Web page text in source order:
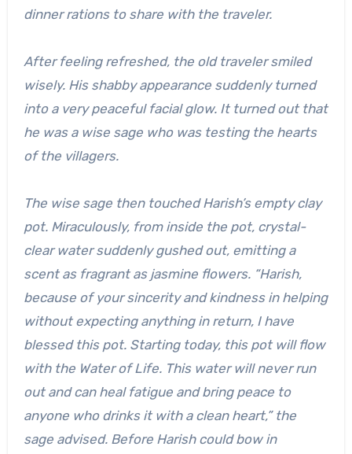
dinner rations to share with the traveler.
After feeling refreshed, the old traveler smiled
wisely. His shabby appearance suddenly turned
into a very peaceful facial glow. It turned out that
he was a wise sage who was testing the hearts
of the villagers.
The wise sage then touched Harish’s empty clay
pot. Miraculously, from inside the pot, crystal-
clear water suddenly gushed out, emitting a
scent as fragrant as jasmine flowers. “Harish,
because of your sincerity and kindness in helping
without expecting anything in return, I have
blessed this pot. Starting today, this pot will flow
with the Water of Life. This water will never run
out and can heal fatigue and bring peace to
anyone who drinks it with a clean heart,” the
sage advised. Before Harish could bow in